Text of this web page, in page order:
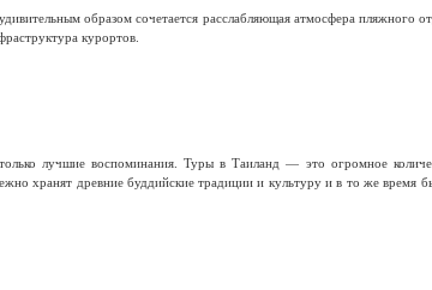
образом сочетается расслабляющая атмосфера пляжного
курортов.
лучшие воспоминания. Туры в Таиланд — это огромное
хранят древние буддийские традиции и культуру и в то же время